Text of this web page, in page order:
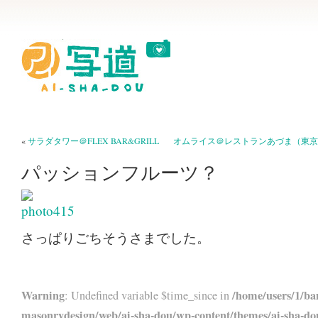
«サラダタワー＠FLEX BAR&GRILL オムライス＠レストランあづま（東
パッションフルーツ？
さっぱりごちそうさまでした。
Warning: Undefined variable $time_since in/home/users/1/